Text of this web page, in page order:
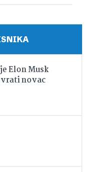
Elon Musk
novac